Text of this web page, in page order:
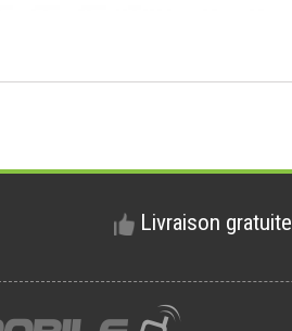
Livraison gratuite